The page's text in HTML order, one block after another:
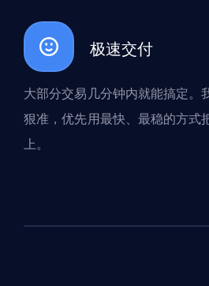
极速交付
大部分交易几分钟内就能搞定。
狠准，优先用最快、最稳的方式
上。